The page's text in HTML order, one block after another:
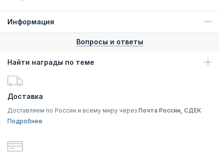
Информация
Вопросы и ответы
Найти награды по теме
Доставка
Доставляем по России и всему миру через Почта России, СДЕК
Подробнее